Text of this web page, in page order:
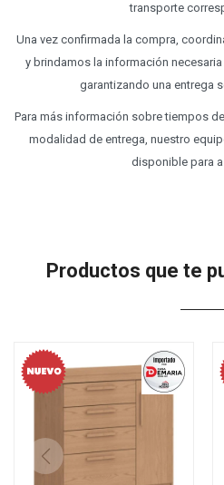
transporte
Una vez confirmada la compra,
y brindamos la información
garantizando una entrega
Para más información sobre tiempos
modalidad de entrega, nuestro
disponible para
Productos que te